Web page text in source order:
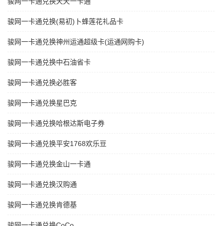
骏网一卡通兑换(易初)卜蜂莲花礼品卡
骏网一卡通兑换神州运通超级卡(运通网购卡)
骏网一卡通兑换中石油省卡
骏网一卡通兑换必胜客
骏网一卡通兑换星巴克
骏网一卡通兑换哈根达斯电子券
骏网一卡通兑换平安1768欢乐豆
骏网一卡通兑换金山一卡通
骏网一卡通兑换汉购通
骏网一卡通兑换肯德基